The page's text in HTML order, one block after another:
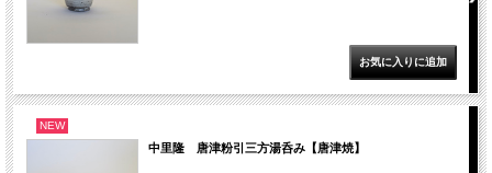
NEW
中里隆 唐津粉引三方湯呑み【唐津焼】